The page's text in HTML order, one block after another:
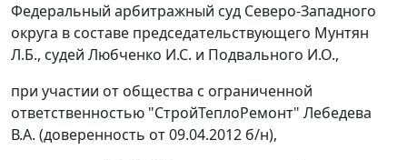
Федеральный арбитражный суд Северо-Западного
округа в составе председательствующего Мунтян
Л.Б., судей Любченко И.С. и Подвального И.О.,
при участии от общества с ограниченной
ответственностью "СтройТеплоРемонт" Лебедева
В.А. (доверенность от 09.04.2012 б/н),